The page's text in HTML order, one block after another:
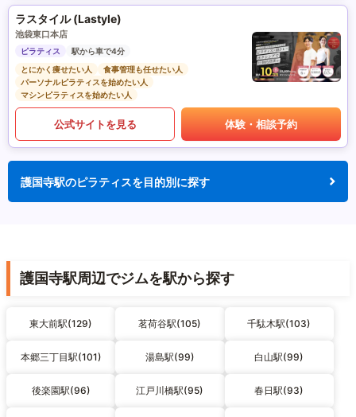
ラスタイル (Lastyle)
池袋東口本店
ピラティス
駅から車で4分
とにかく痩せたい人
食事管理も任せたい人
パーソナルピラティスを始めたい人
マシンピラティスを始めたい人
公式サイトを見る 体験・相談予約
護国寺駅のピラティスを目的別に探す
護国寺駅周辺でジムを駅から探す
東大前駅(129) 茗荷谷駅(105) 千駄木駅(103)
本郷三丁目駅(101) 湯島駅(99) 白山駅(99)
後楽園駅(96) 江戸川橋駅(95) 春日駅(93)